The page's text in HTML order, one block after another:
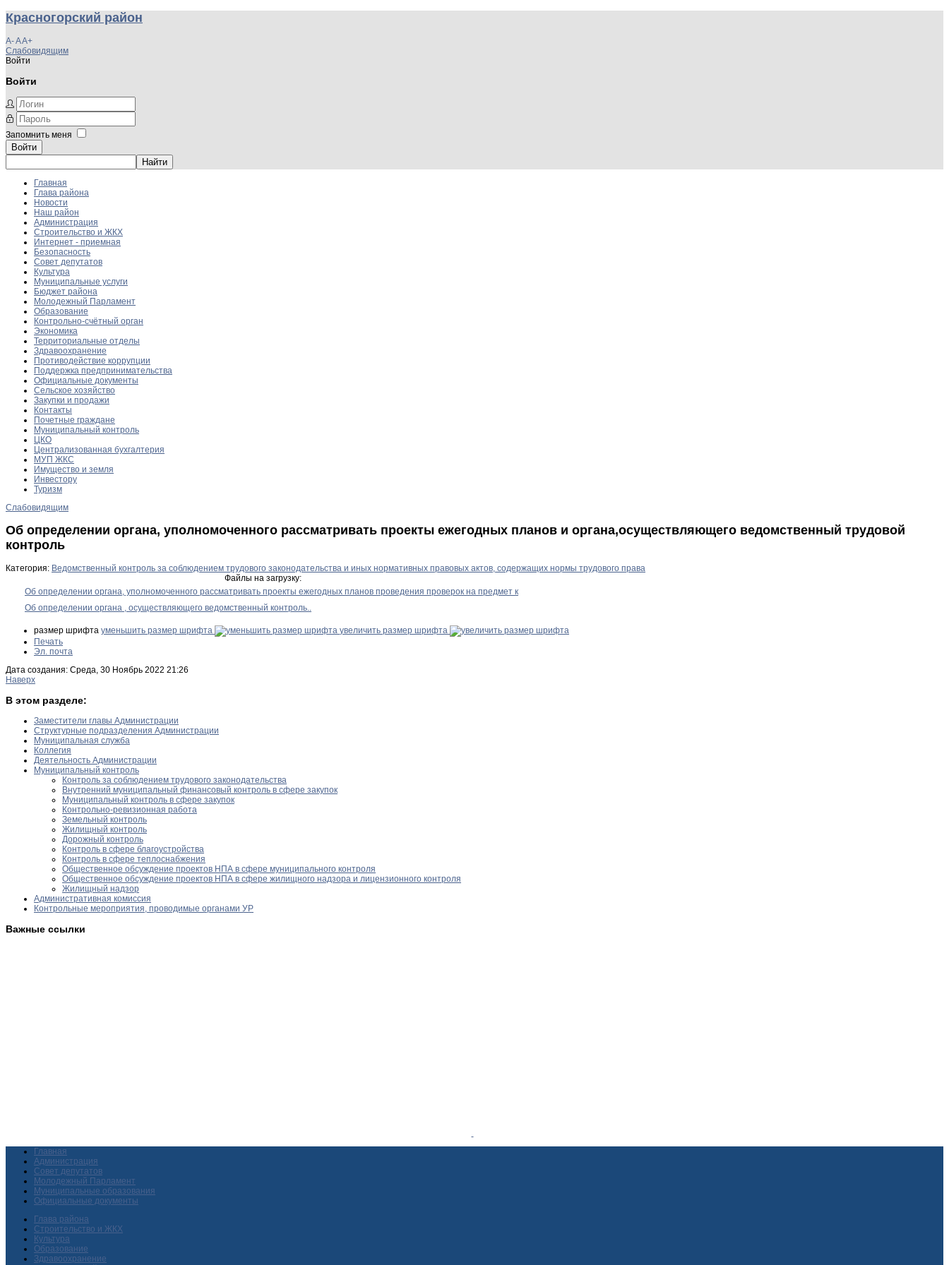
Красногорский район
A-AA+
Слабовидящим
Войти
Войти
Запомнить меня
Войти
Главная
Глава района
Новости
Наш район
Администрация
Строительство и ЖКХ
Интернет - приемная
Безопасность
Совет депутатов
Культура
Муниципальные услуги
Бюджет района
Молодежный Парламент
Образование
Контрольно-счётный орган
Экономика
Территориальные отделы
Здравоохранение
Противодействие коррупции
Поддержка предпринимательства
Официальные документы
Сельское хозяйство
Закупки и продажи
Контакты
Почетные граждане
Муниципальный контроль
ЦКО
Централизованная бухгалтерия
МУП ЖКС
Имущество и земля
Инвестору
Туризм
Слабовидящим
Об определении органа, уполномоченного рассматривать проекты ежегодных планов и органа,осуществляющего ведомственный трудовой
контроль
Категория: Ведомственный контроль за соблюдением трудового законодательства и иных нормативных правовых актов, содержащих нормы трудового права
Файлы на загрузку:
Об определении органа, уполномоченного рассматривать проекты ежегодных планов проведения проверок на предмет к
Об определении органа , осуществляющего ведомственный контроль..
размер шрифта уменьшить размер шрифта
увеличить размер шрифта
Печать
Эл. почта
Дата создания: Среда, 30 Ноябрь 2022 21:26
Наверх
В этом разделе:
Заместители главы Администрации
Структурные подразделения Администрации
Муниципальная служба
Коллегия
Деятельность Администрации
Муниципальный контроль
Контроль за соблюдением трудового законодательства
Внутренний муниципальный финансовый контроль в сфере закупок
Муниципальный контроль в сфере закупок
Контрольно-ревизионная работа
Земельный контроль
Жилищный контроль
Дорожный контроль
Контроль в сфере благоустройства
Контроль в сфере теплоснабжения
Общественное обсуждение проектов НПА в сфере муниципального контроля
Общественное обсуждение проектов НПА в сфере жилищного надзора и лицензионного контроля
Жилищный надзор
Административная комиссия
Контрольные мероприятия, проводимые органами УР
Важные ссылки
Главная
Администрация
Совет депутатов
Молодежный Парламент
Муниципальные образования
Официальные документы
Глава района
Строительство и ЖКХ
Культура
Образование
Здравоохранение